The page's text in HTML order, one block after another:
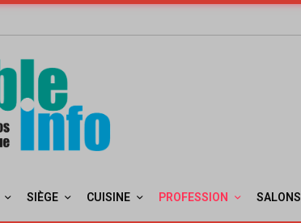
SIÈGE CUISINE PROFESSION SALONS